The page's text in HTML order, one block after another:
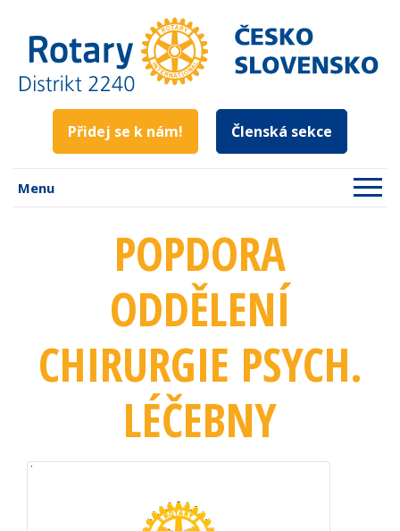
Přidej se k nám! Členská sekce
Menu
POPDORA
ODDĚLENÍ
CHIRURGIE PSYCH.
LÉČEBNY